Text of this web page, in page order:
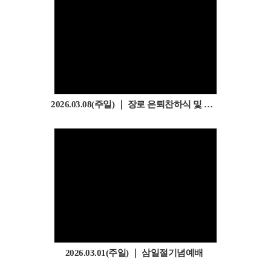
2026.03.08(주일) ｜ 장로 은퇴찬하식 및 장로취임예배
2026.03.01(주일) ｜ 삼일절기념예배